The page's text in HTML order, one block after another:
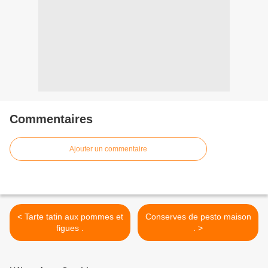
Commentaires
Ajouter un commentaire
< Tarte tatin aux pommes et
figues .
Conserves de pesto maison
. >